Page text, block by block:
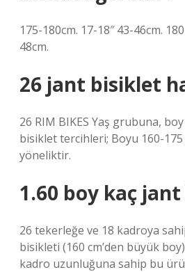
175-180cm. 17-18″ 43-46cm.
48cm.
26 jant bisiklet
26 RIM BIKES Yaş grubuna,
bisiklet tercihleri; Boyu 160-
yöneliktir.
1.60 boy kaç
26 tekerleğe ve 18 kadroya
bisikleti (160 cm’den büyük
kadro uzunluğuna sahip bu